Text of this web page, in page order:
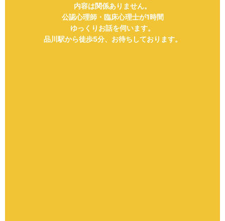
内容は関係ありません。
公認心理師・臨床心理士が1時間
ゆっくりお話を伺います。
品川駅から徒歩5分、お待ちしております。